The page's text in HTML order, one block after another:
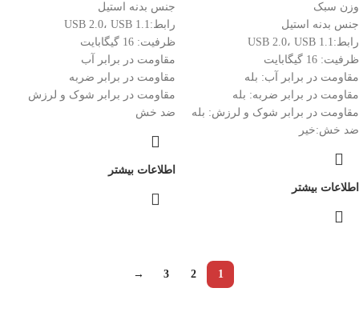
وزن سبک
جنس بدنه استیل
رابط:USB 2.0، USB 1.1
ظرفیت: 16 گیگابایت
مقاومت در برابر آب: بله
مقاومت در برابر ضربه: بله
مقاومت در برابر شوک و لرزش: بله
ضد خش:خیر
اطلاعات بیشتر
جنس بدنه استیل
رابط:USB 2.0، USB 1.1
ظرفیت: 16 گیگابایت
مقاومت در برابر آب
مقاومت در برابر ضربه
مقاومت در برابر شوک و لرزش
ضد خش
اطلاعات بیشتر
1
2
3
→